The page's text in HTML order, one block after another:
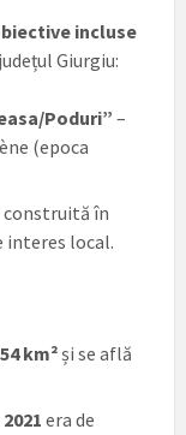
incluse
Giurgiu:
Poduri” –
(epoca
construită în
interes local.
km²și se află
2021 era de